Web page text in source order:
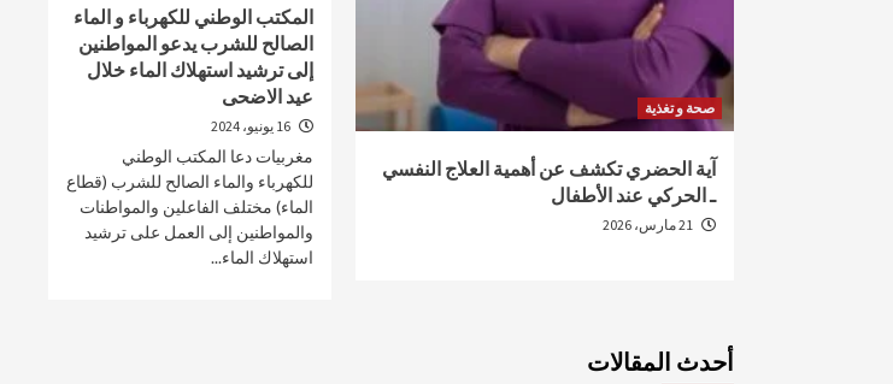
المكتب الوطني للكهرباء و الماء
الصالح للشرب يدعو المواطنين
إلى ترشيد استهلاك الماء خلال
عيد الاضحى
مغربيات دعا المكتب الوطني
للكهرباء والماء الصالح للشرب (قطاع
الماء) مختلف الفاعلين والمواطنات
والمواطنين إلى العمل على ترشيد
استهلاك الماء...
صحة و تغذية
آية الحضري تكشف عن أهمية العلاج النفسي
ـ الحركي عند الأطفال
صحة و تغذية
خلال ندوة علمية…الإعلان عن انطلاق علاج
سرطان البروستات في المغرب بتقنية
“الهايفو”
4 مايو، 2025
أحدث المقالات